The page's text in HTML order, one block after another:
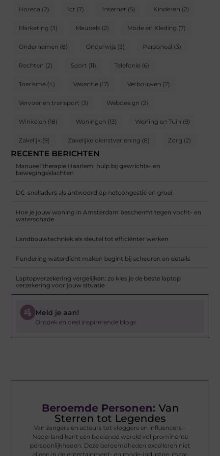
Horeca (2) Ict (7) Internet (5) Kinderen (2)
Marketing (3) Meubels (2) Mode en Kleding (7)
Ondernemen (8) Onderwijs (3) Personeel (3)
Rechten (2) Sport (11) Telefonie (6)
Toerisme (4) Vakantie (17) Verbouwen (7)
Vervoer en transport (3) Webdesign (2)
Winkelen (18) Woningen (13) Woning en Tuin (9)
Zakelijk (9) Zakelijke dienstverlening (8) Zorg (2)
RECENTE BERICHTEN
Manueel therapie Haarlem: hulp bij gewrichts- en
bewegingsklachten
DC-snelladers als antwoord op netcongestie en groei
Hoe je jouw woning in Amsterdam beschermt tegen vocht- en
waterschade
Landbouwtechniek als sleutel tot efficiënter werken
Fundering waterdicht maken begint bij scheuren en details
Laptopverzekering vergelijken: zo kies je de beste laptop
verzekering voor jouw situatie
Meld je aan!
Ontdek en deel inspirerende blogs.
Beroemde Personen: Van
Sterren tot Legendes
Van zangers en acteurs tot vloggers en influencers –
Nederland kent een boeiende wereld vol prominente
persoonlijkheden. Deze beroemdheden excelleren niet
alleen in de entertainment- en mode-industrie, maar